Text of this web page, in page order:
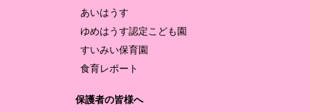
あいはうす
ゆめはうす認定 こども園
すいみい保育園
食育レポート
保護者の皆様へ